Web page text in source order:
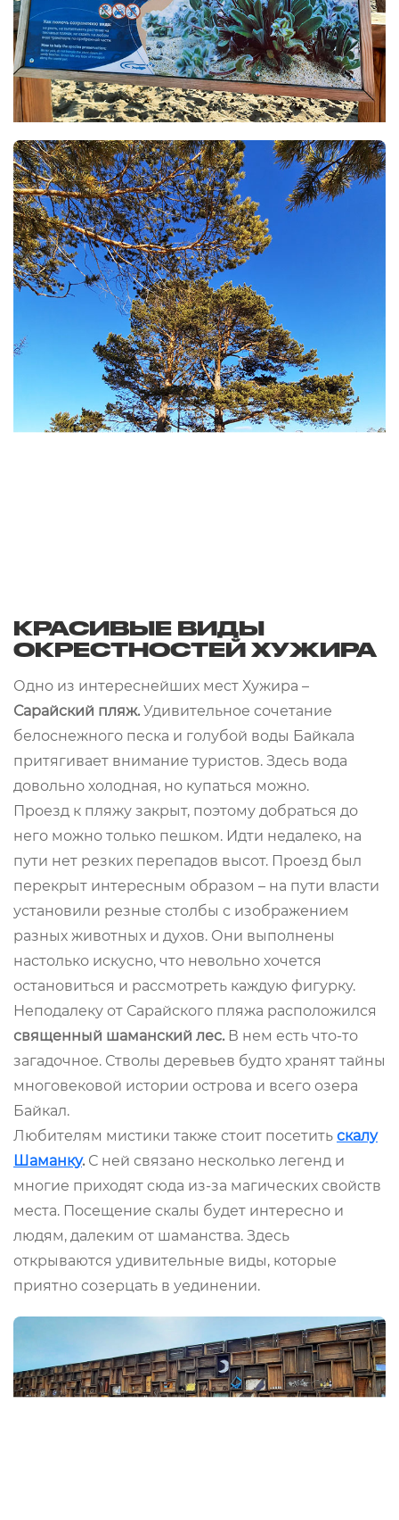
КРАСИВЫЕ ВИДЫ
ОКРЕСТНОСТЕЙ ХУЖИРА
Одно из интереснейших мест Хужира –
Сарайский пляж. Удивительное сочетание
белоснежного песка и голубой воды Байкала
притягивает внимание туристов. Здесь вода
довольно холодная, но купаться можно.
Проезд к пляжу закрыт, поэтому добраться до
него можно только пешком. Идти недалеко, на
пути нет резких перепадов высот. Проезд был
перекрыт интересным образом – на пути власти
установили резные столбы с изображением
разных животных и духов. Они выполнены
настолько искусно, что невольно хочется
остановиться и рассмотреть каждую фигурку.
Неподалеку от Сарайского пляжа расположился
священный шаманский лес. В нем есть что-то
загадочное. Стволы деревьев будто хранят тайны
многовековой истории острова и всего озера
Байкал.
Любителям мистики также стоит посетить скалу
Шаманку. С ней связано несколько легенд и
многие приходят сюда из-за магических свойств
места. Посещение скалы будет интересно и
людям, далеким от шаманства. Здесь
открываются удивительные виды, которые
приятно созерцать в уединении.